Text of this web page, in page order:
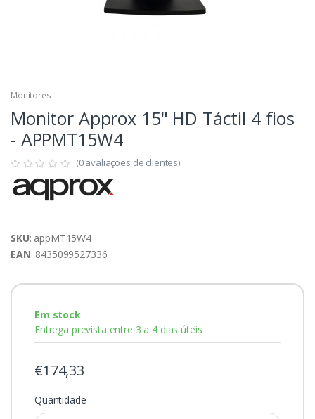
Monitores
Monitor Approx 15" HD Táctil 4 fios
- APPMT15W4
(0 avaliações de clientes)
SKU: appMT15W4
EAN: 8435099527336
Em stock
Entrega prevista entre 3 a 4 dias úteis
€174,33
Quantidade